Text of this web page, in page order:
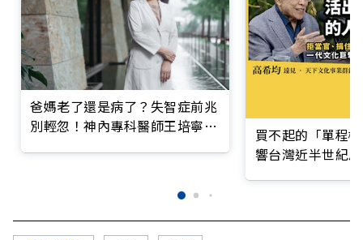
爸媽老了還是病了？失智症前兆
別輕忽！神內專科醫師王培寧呼
買不起的「單程
響台灣近半世紀